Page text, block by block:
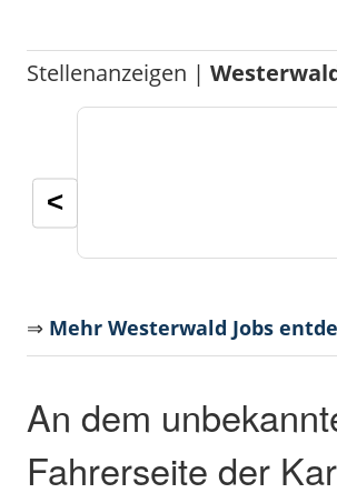
Stellenanzeigen |
<
⇒ Mehr Westerwald Jobs
An dem
Fahrerseite der